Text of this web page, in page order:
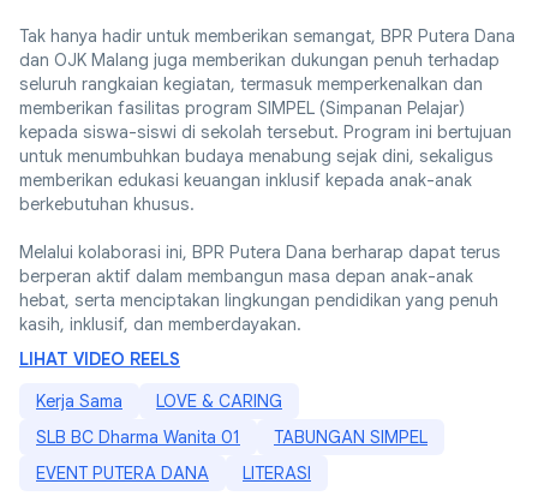
Tak hanya hadir untuk memberikan semangat, BPR Putera Dana
dan OJK Malang juga memberikan dukungan penuh terhadap
seluruh rangkaian kegiatan, termasuk memperkenalkan dan
memberikan fasilitas program SIMPEL (Simpanan Pelajar)
kepada siswa-siswi di sekolah tersebut. Program ini bertujuan
untuk menumbuhkan budaya menabung sejak dini, sekaligus
memberikan edukasi keuangan inklusif kepada anak-anak
berkebutuhan khusus.
Melalui kolaborasi ini, BPR Putera Dana berharap dapat terus
berperan aktif dalam membangun masa depan anak-anak
hebat, serta menciptakan lingkungan pendidikan yang penuh
kasih, inklusif, dan memberdayakan.
LIHAT VIDEO REELS
Kerja Sama
LOVE & CARING
SLB BC Dharma Wanita 01
TABUNGAN SIMPEL
EVENT PUTERA DANA
LITERASI